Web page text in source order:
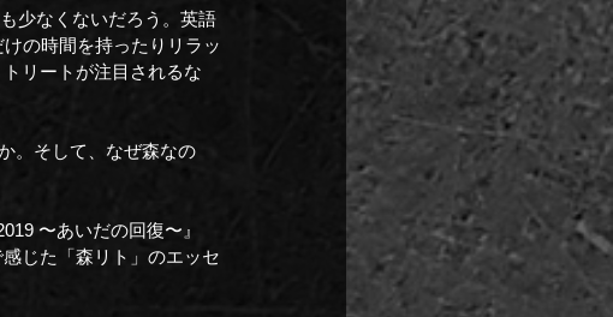
少なくないだろう。英語
の時間を持ったりリラッ
リートが注目されるな
。そして、なぜ森なの
〜あいだの回復〜』
じた「森リト」のエッセ